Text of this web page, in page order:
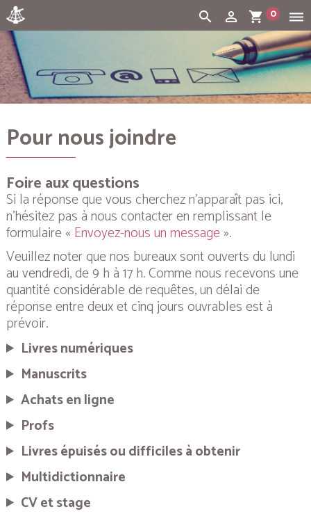
dehaze
shopping_cart 0
person_outline
search
Cart:
Pour nous joindre
Foire aux questions
Si la réponse que vous cherchez n’apparaît pas ici,
n’hésitez pas à nous contacter en remplissant le
formulaire « Envoyez-nous un message».
Veuillez noter que nos bureaux sont ouverts du lundi
au vendredi, de 9 h à 17 h. Comme nous recevons une
quantité considérable de requêtes, un délai de
réponse entre deux et cinq jours ouvrables est à
prévoir.
Livres numériques
Manuscrits
Achats en ligne
Profs
Livres épuisés ou difficiles à obtenir
Multidictionnaire
CV et stage